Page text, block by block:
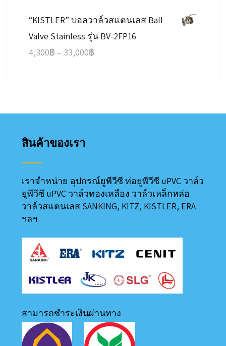
75฿
through
1,250฿
“KISTLER” บอลวาล์วสแตนเลส Ball
Valve Stainless รุ่น BV-2FP16
4,300฿ – 33,000฿Price
33,000฿
สินค้าของเรา
เราจำหน่าย อุปกรณ์ยูพีวีซี ท่อยูพีวีซี uPVC วาล์ว
ยูพีวีซี uPVC วาล์วทองเหลือง วาล์วเหล็กหล่อ
วาล์วสแตนเลส SANKING, KITZ, KISTLER, ERA
ฯลฯ
สามารถชำระเงินผ่านทาง